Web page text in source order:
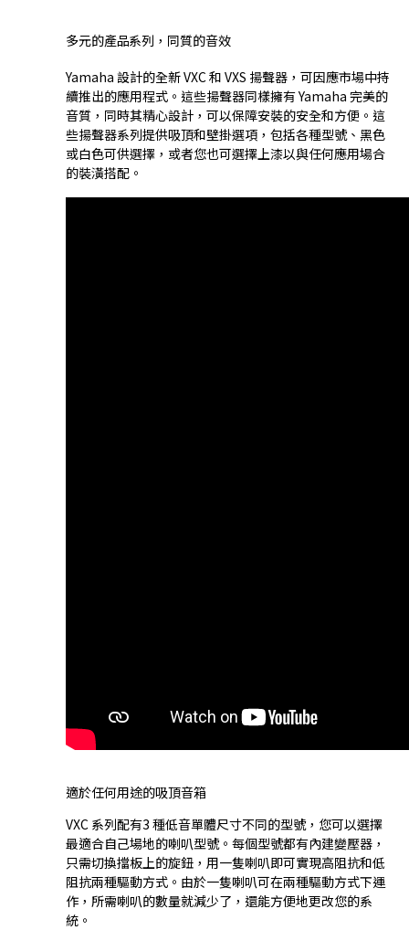
多元的產品系列，同質的音效
Yamaha 設計的全新 VXC 和 VXS 揚聲器，可因應市場中持
續推出的應用程式。這些揚聲器同樣擁有 Yamaha 完美的
音質，同時其精心設計，可以保障安裝的安全和方便。這
些揚聲器系列提供吸頂和壁掛選項，包括各種型號、黑色
或白色可供選擇，或者您也可選擇上漆以與任何應用場合
的裝潢搭配。
適於任何用途的吸頂音箱
VXC 系列配有3 種低音單體尺寸不同的型號，您可以選擇
最適合自己場地的喇叭型號。每個型號都有內建變壓器，
只需切換擋板上的旋鈕，用一隻喇叭即可實現高阻抗和低
阻抗兩種驅動方式。由於一隻喇叭可在兩種驅動方式下運
作，所需喇叭的數量就減少了，還能方便地更改您的系
統。